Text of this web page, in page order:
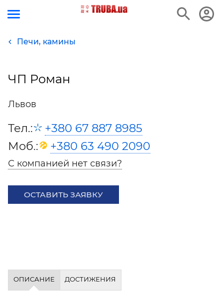
Печи, камины
ЧП Роман
Львов
Тел.:
+380 67 887 8985
Моб.:
+380 63 490 2090
С компанией нет связи?
ОСТАВИТЬ ЗАЯВКУ
ОПИСАНИЕ ДОСТИЖЕНИЯ